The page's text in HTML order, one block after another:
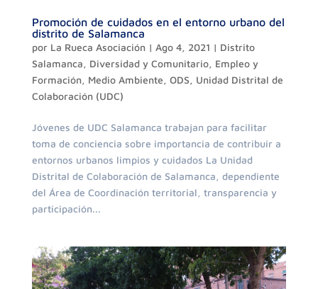
Promoción de cuidados en el entorno urbano del
distrito de Salamanca
por La Rueca Asociación| Ago 4, 2021 | Distrito
Salamanca, Diversidad y Comunitario, Empleo y
Formación, Medio Ambiente, ODS, Unidad Distrital de
Colaboración (UDC)
Jóvenes de UDC Salamanca trabajan para facilitar
toma de conciencia sobre importancia de contribuir a
entornos urbanos limpios y cuidados La Unidad
Distrital de Colaboración de Salamanca, dependiente
del Área de Coordinación territorial, transparencia y
participación...